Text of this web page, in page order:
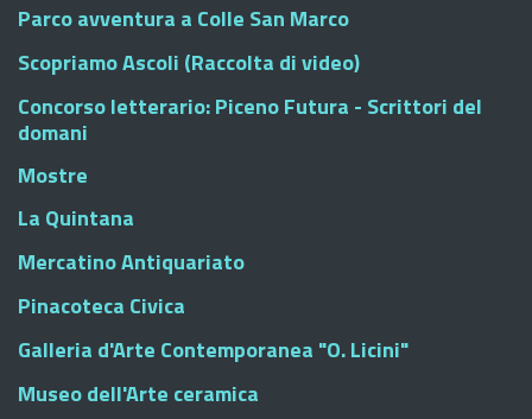
Parco avventura a Colle San Marco
Scopriamo Ascoli (Raccolta di video)
Concorso letterario: Piceno Futura - Scrittori del
domani
Mostre
La Quintana
Mercatino Antiquariato
Pinacoteca Civica
Galleria d'Arte Contemporanea "O. Licini"
Museo dell'Arte ceramica